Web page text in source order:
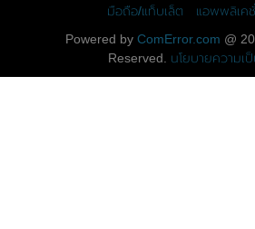
มือถือ/แท็บเล็ต
แอพพลิเค
Powered by ComError.com @
Reserved. นโยบายความเ